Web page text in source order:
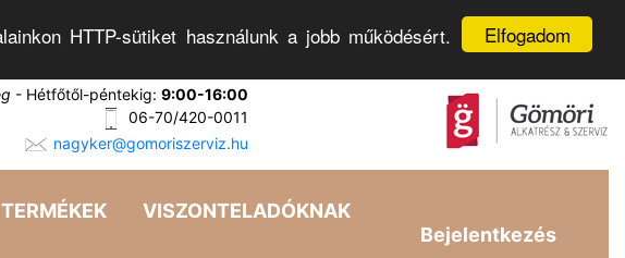
Elfogadom
HTTP-sütiket használunk a jobb működésért.
- Hétfőtől-péntekig: 9:00-16:00
06-70/420-0011
nagyker@gomoriszerviz.hu
VISZONTELADÓKNAK
Bejelentkezés